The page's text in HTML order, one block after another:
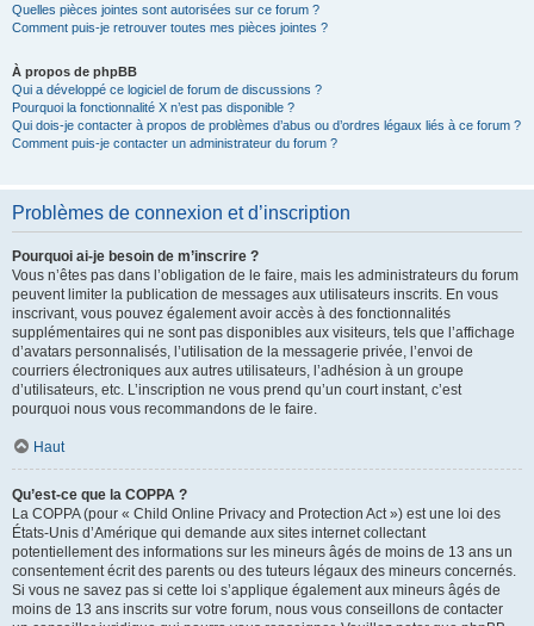
Quelles pièces jointes sont autorisées sur ce forum ?
Comment puis-je retrouver toutes mes pièces jointes ?
À propos de phpBB
Qui a développé ce logiciel de forum de discussions ?
Pourquoi la fonctionnalité X n’est pas disponible ?
Qui dois-je contacter à propos de problèmes d’abus ou d’ordres légaux liés à ce forum ?
Comment puis-je contacter un administrateur du forum ?
Problèmes de connexion et d’inscription
Pourquoi ai-je besoin de m’inscrire ?
Vous n’êtes pas dans l’obligation de le faire, mais les administrateurs du forum
peuvent limiter la publication de messages aux utilisateurs inscrits. En vous
inscrivant, vous pouvez également avoir accès à des fonctionnalités
supplémentaires qui ne sont pas disponibles aux visiteurs, tels que l’affichage
d’avatars personnalisés, l’utilisation de la messagerie privée, l’envoi de
courriers électroniques aux autres utilisateurs, l’adhésion à un groupe
d’utilisateurs, etc. L’inscription ne vous prend qu’un court instant, c’est
pourquoi nous vous recommandons de le faire.
Haut
Qu’est-ce que la COPPA ?
La COPPA (pour « Child Online Privacy and Protection Act ») est une loi des
États-Unis d’Amérique qui demande aux sites internet collectant
potentiellement des informations sur les mineurs âgés de moins de 13 ans un
consentement écrit des parents ou des tuteurs légaux des mineurs concernés.
Si vous ne savez pas si cette loi s’applique également aux mineurs âgés de
moins de 13 ans inscrits sur votre forum, nous vous conseillons de contacter